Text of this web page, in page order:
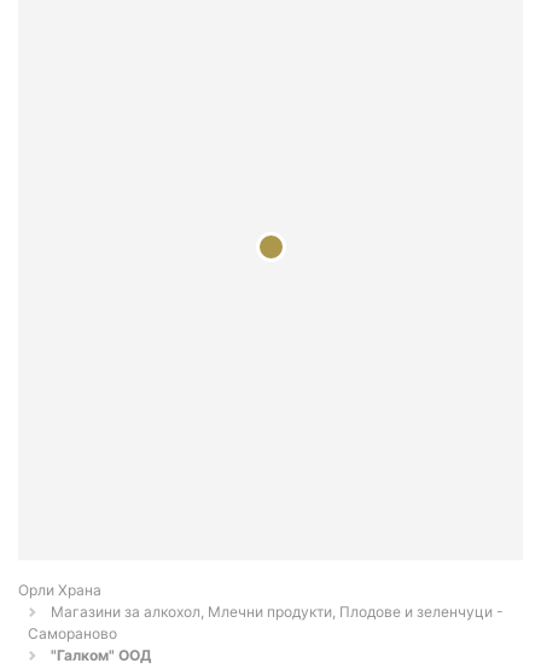
Орли Храна
Магазини за алкохол, Млечни продукти, Плодове и зеленчуци -
Самораново
"Галком" ООД